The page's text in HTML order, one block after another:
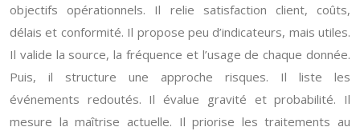
objectifs opérationnels. Il relie satisfaction client, coûts,
délais et conformité. Il propose peu d’indicateurs, mais utiles.
Il valide la source, la fréquence et l’usage de chaque donnée.
Puis, il structure une approche risques. Il liste les
événements redoutés. Il évalue gravité et probabilité. Il
mesure la maîtrise actuelle. Il priorise les traitements au